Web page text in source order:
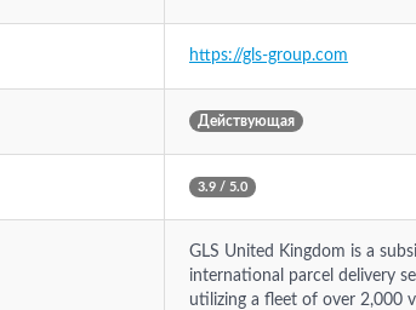
https://gls-group.com
Действующая
3.9 / 5.0
GLS United Kingdom is a
international parcel delivery
utilizing a fleet of over 2,000